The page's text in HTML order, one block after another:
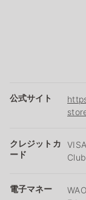
公式サイト
クレジットカ
ード
電子マネー